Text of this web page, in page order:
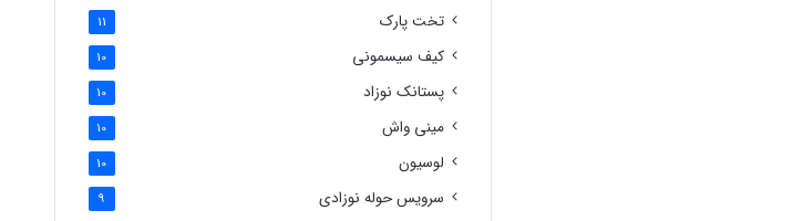
تخت پارک 11
کیف سیسمونی 10
پستانک نوزاد 10
مینی واش 10
لوسیون 10
سرویس حوله نوزادی 9